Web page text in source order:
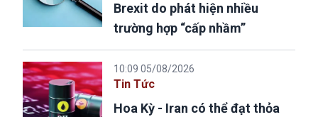
Brexit do phát hiện nhiều
trường hợp “cấp nhầm”
10:09 05/08/2026
Tin Tức
Hoa Kỳ - Iran có thể đạt thỏa